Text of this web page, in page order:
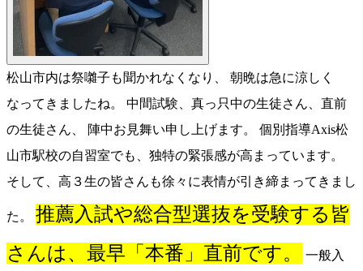
松山市内は祭囃子も聞かれなくなり、 朝晩は急に涼しく
なってきましたね。 中間試験、真っ只中の生徒さん、直前
の生徒さん、 陣中お見舞い申し上げます。 個別指導Axis松
山市駅校の自習室でも、独特の緊張感が高まっています。
そして、高３生の皆さんも徐々に表情が引き締まってきまし
た。 推薦入試や総合型選抜を受験する皆
さんは、最早「本番」直前です。
一般入